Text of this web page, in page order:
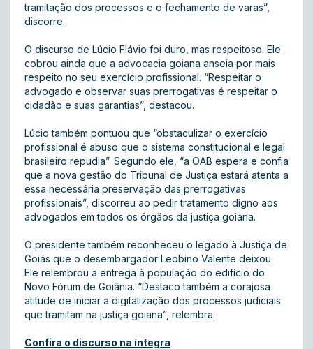
tramitação dos processos e o fechamento de varas”,
discorre.
O discurso de Lúcio Flávio foi duro, mas respeitoso. Ele
cobrou ainda que a advocacia goiana anseia por mais
respeito no seu exercício profissional. “Respeitar o
advogado e observar suas prerrogativas é respeitar o
cidadão e suas garantias”, destacou.
Lúcio também pontuou que “obstaculizar o exercício
profissional é abuso que o sistema constitucional e legal
brasileiro repudia”. Segundo ele, “a OAB espera e confia
que a nova gestão do Tribunal de Justiça estará atenta a
essa necessária preservação das prerrogativas
profissionais”, discorreu ao pedir tratamento digno aos
advogados em todos os órgãos da justiça goiana.
O presidente também reconheceu o legado à Justiça de
Goiás que o desembargador Leobino Valente deixou.
Ele relembrou a entrega à população do edifício do
Novo Fórum de Goiânia. “Destaco também a corajosa
atitude de iniciar a digitalização dos processos judiciais
que tramitam na justiça goiana”, relembra.
Confira o discurso na íntegra